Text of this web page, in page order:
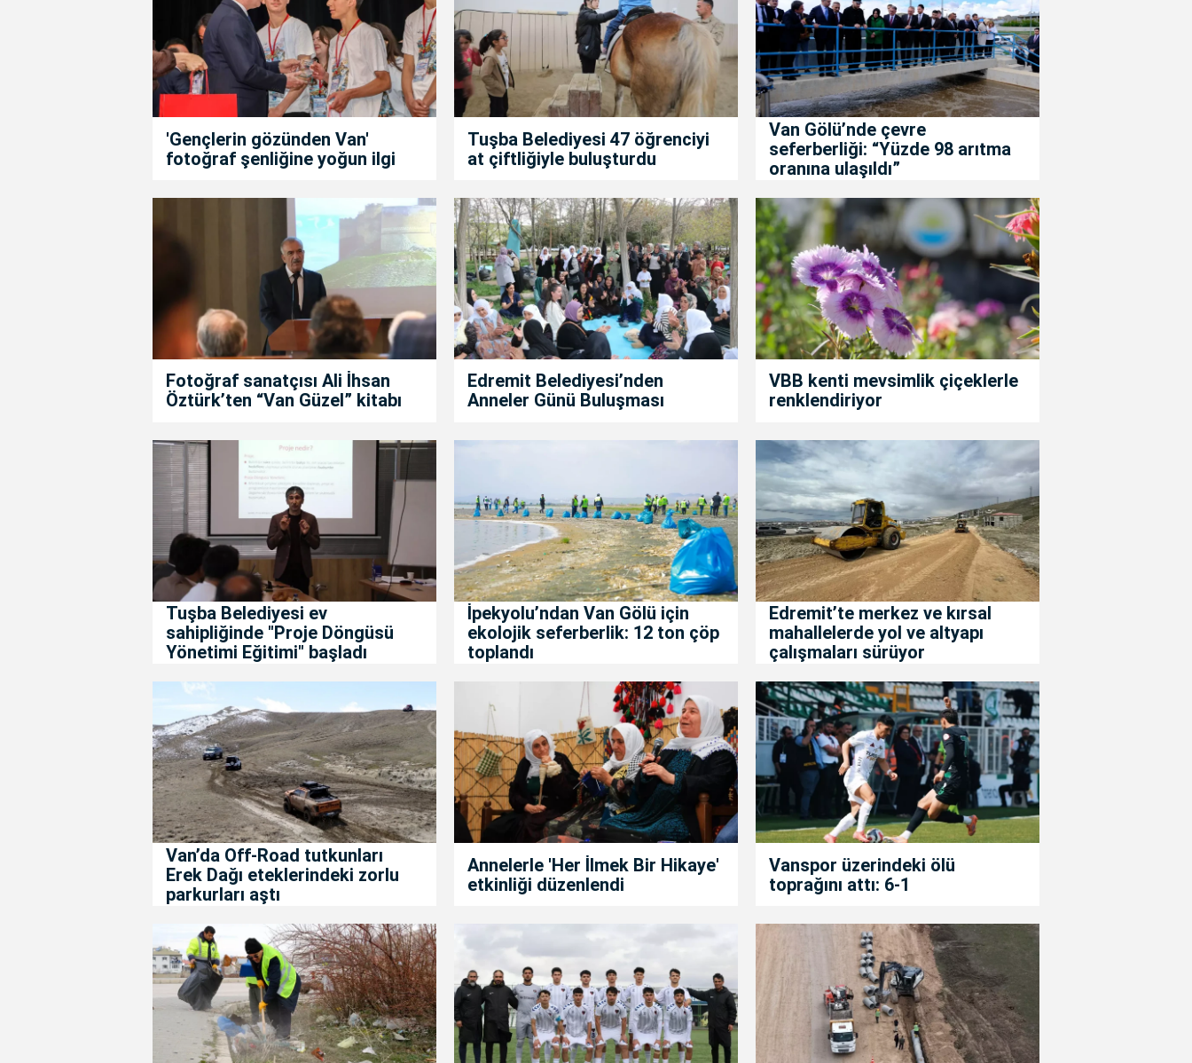
'Gençlerin gözünden Van'
fotoğraf şenliğine yoğun ilgi
Tuşba Belediyesi 47 öğrenciyi
at çiftliğiyle buluşturdu
Van Gölü’nde çevre
seferberliği: “Yüzde 98 arıtma
oranına ulaşıldı”
Fotoğraf sanatçısı Ali İhsan
Öztürk’ten “Van Güzel” kitabı
Edremit Belediyesi’nden
Anneler Günü Buluşması
VBB kenti mevsimlik çiçeklerle
renklendiriyor
Tuşba Belediyesi ev
sahipliğinde "Proje Döngüsü
Yönetimi Eğitimi" başladı
İpekyolu’ndan Van Gölü için
ekolojik seferberlik: 12 ton çöp
toplandı
Edremit’te merkez ve kırsal
mahallelerde yol ve altyapı
çalışmaları sürüyor
Van’da Off-Road tutkunları
Erek Dağı eteklerindeki zorlu
parkurları aştı
Annelerle 'Her İlmek Bir Hikaye'
etkinliği düzenlendi
Vanspor üzerindeki ölü
toprağını attı: 6-1